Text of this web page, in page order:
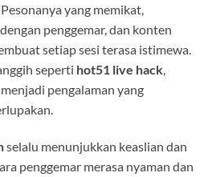
. Pesonanya yang memikat,
penggemar, dan konten
setiap sesi terasa istimewa.
seperti hot51 live hack
pengalaman yang
selalu menunjukkan keaslian dan
penggemar merasa nyaman dan